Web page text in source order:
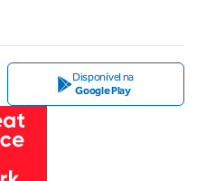
Disponível na
Google Play